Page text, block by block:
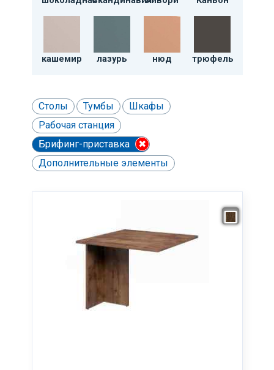
кашемир лазурь нюд трюфель
Столы Тумбы
Шкафы
Рабочая станция
Брифинг-приставка
✖
Дополнительные элементы